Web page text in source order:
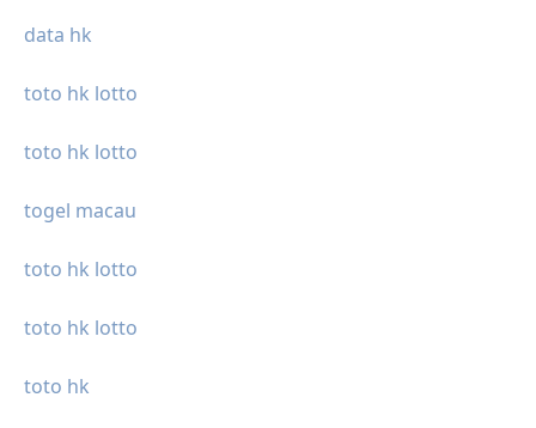
data hk
toto hk lotto
toto hk lotto
togel macau
toto hk lotto
toto hk lotto
toto hk